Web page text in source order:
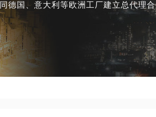
同德国、意大利等欧洲工厂建立总代理